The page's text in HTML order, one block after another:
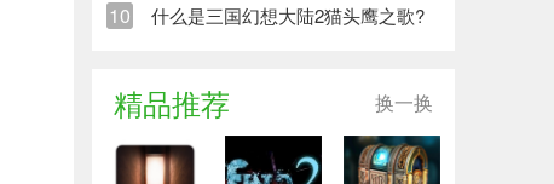
10 什么是三国幻想大陆2猫头鹰之歌?
精品推荐 换一换